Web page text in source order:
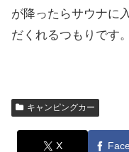
が降ったらサウナに
だくれるつもりです。
キャンピングカー
X